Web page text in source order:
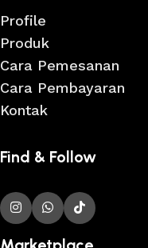
Profile
Produk
Cara Pemesanan
Cara Pembayaran
Kontak
Find & Follow